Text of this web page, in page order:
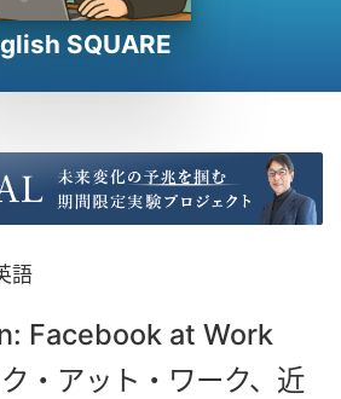
SQUARE
語
Facebook at Work
・アット・ワーク、近